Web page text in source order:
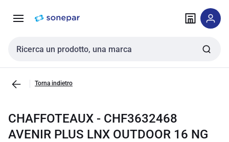
navigazione alla
Cerca input
Torna indietro
CHAFFOTEAUX - CHF3632468
AVENIR PLUS LNX OUTDOOR 16 NG